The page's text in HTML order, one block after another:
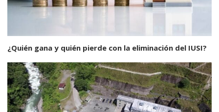
¿Quién gana y quién pierde con la eliminación del IUSI?